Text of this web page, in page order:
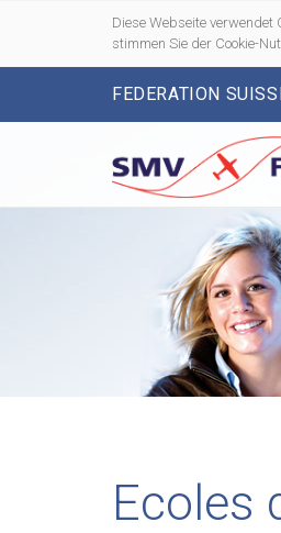
Diese Webseite verwendet
stimmen Sie der Cookie-
FEDERATION
Ecoles